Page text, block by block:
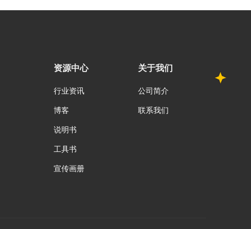
资源中心
行业资讯
博客
说明书
工具书
宣传画册
关于我们
公司简介
联系我们